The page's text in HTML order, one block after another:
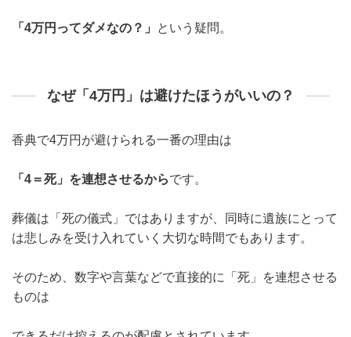
「4万円ってダメなの？」 という疑問。
なぜ「4万円」は避けたほうがいいの？
香典で4万円が避けられる一番の理由は
「4＝死」を連想させるからです。
葬儀は「死の儀式」ではありますが、同時に遺族にとって
は悲しみを受け入れていく大切な時間でもあります。
そのため、数字や言葉などで直接的に「死」を連想させる
ものは